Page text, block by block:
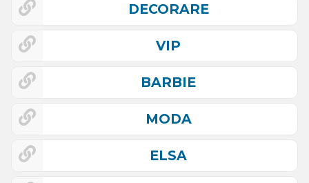
DECORARE
VIP
BARBIE
MODA
ELSA